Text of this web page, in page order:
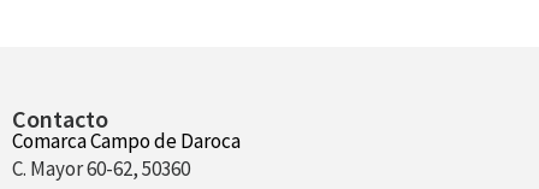
Contacto
Comarca Campo de Daroca
C. Mayor 60-62, 50360